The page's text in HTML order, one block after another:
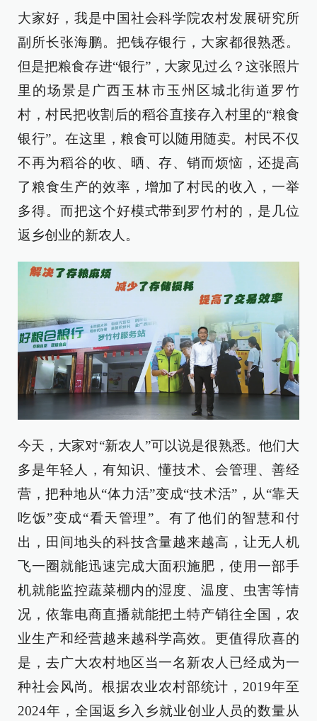
大家好，我是中国社会科学院农村发展研究所
副所长张海鹏。把钱存银行，大家都很熟悉。
但是把粮食存进“银行”，大家见过么？这张照片
里的场景是广西玉林市玉州区城北街道罗竹
村，村民把收割后的稻谷直接存入村里的“粮食
银行”。在这里，粮食可以随用随卖。村民不仅
不再为稻谷的收、晒、存、销而烦恼，还提高
了粮食生产的效率，增加了村民的收入，一举
多得。而把这个好模式带到罗竹村的，是几位
返乡创业的新农人。
今天，大家对“新农人”可以说是很熟悉。他们大
多是年轻人，有知识、懂技术、会管理、善经
营，把种地从“体力活”变成“技术活”，从“靠天
吃饭”变成“看天管理”。有了他们的智慧和付
出，田间地头的科技含量越来越高，让无人机
飞一圈就能迅速完成大面积施肥，使用一部手
机就能监控蔬菜棚内的湿度、温度、虫害等情
况，依靠电商直播就能把土特产销往全国，农
业生产和经营越来越科学高效。更值得欣喜的
是，去广大农村地区当一名新农人已经成为一
种社会风尚。根据农业农村部统计，2019年至
2024年，全国返乡入乡就业创业人员的数量从